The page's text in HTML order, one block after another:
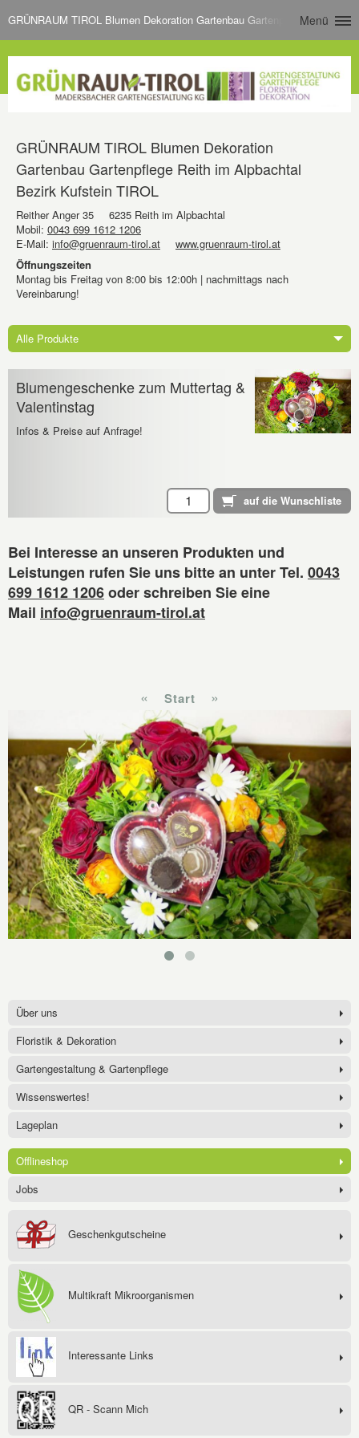
GRÜNRAUM TIROL Blumen Dekoration Gartenbau Gartenpflege Reith im
Menü
GRÜNRAUM TIROL Blumen Dekoration
Gartenbau Gartenpflege Reith im Alpbachtal
Bezirk Kufstein TIROL
Reither Anger 35
6235 Reith im Alpbachtal
Mobil: 0043 699 1612 1206
E-Mail: info@gruenraum-tirol.at
www.gruenraum-tirol.at
Öffnungszeiten
Montag bis Freitag von 8:00 bis 12:00h | nachmittags nach
Vereinbarung!
Alle Produkte
Blumengeschenke zum Muttertag &
Valentinstag
Infos & Preise auf Anfrage!
Bei Interesse an unseren Produkten und
Leistungen rufen Sie uns bitte an unter Tel. 0043
699 1612 1206oder schreiben Sie eine
Mail info@gruenraum-tirol.at
« Start »
Über uns
Floristik & Dekoration
Gartengestaltung & Gartenpflege
Wissenswertes!
Lageplan
Offlineshop
Jobs
Geschenkgutscheine
Multikraft Mikroorganismen
Interessante Links
QR - Scann Mich